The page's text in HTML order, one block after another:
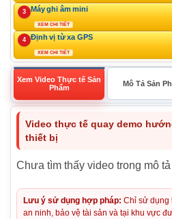
3 Máy ghi âm mini
XEM CHI TIẾT
4 Định vị từ xa GPS
XEM CHI TIẾT
Xem Video Thực tế Sản
Phẩm
Mô Tả Sản
Video thực tế quay demo
thiết bị
Chưa tìm thấy video trong mô
Lưu ý sử dụng hợp pháp: Chỉ sử dụng
an ninh, bảo vệ tài sản và tại khu vực